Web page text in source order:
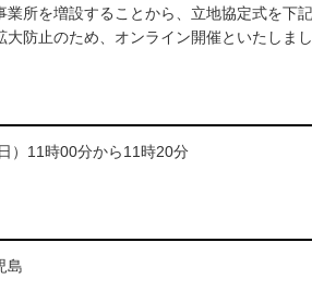
業所を増設することから、立地協定式を下
防止のため、オンライン開催といたしまし
）11時00分から11時20分
島